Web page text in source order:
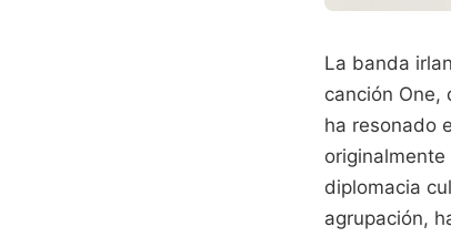
La banda
canción One,
ha resonado
diplomacia
agrupación,